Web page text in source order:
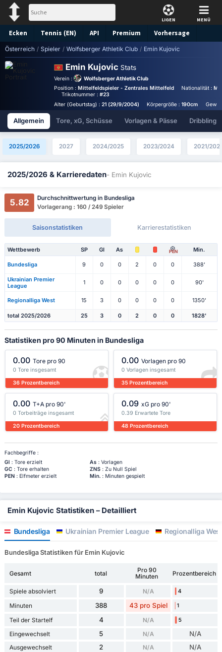
LIGEN MENÜ
Ecken Tennis (EN) API Premium Vorhersage
Österreich / Spieler / Wolfsberger Athletik Club / Emin Kujovic
Emin Kujovic Stats
Verein :
Wolfsberger Athletik Club
Position : Mittelfeldspieler - Zentrales Mittelfeld Nationalität :
Trikotnummer :#23
Alter (Geburtstag) : 21 (29/9/2004) Körpergröße :190cm
Allgemein Tore, xG, Schüsse Vorlagen & Pässe Dribbling
2025/2026 2027 2024/2025 2023/2024 2021/
2025/2026 & Karrieredaten- Emin Kujovic
5.82
Durchschnittwertung in Bundesliga
Vorlagerang : 160 / 249 Spieler
Saisonstatistiken Karrierestatistiken
Wettbewerb SP Gl As PEN Min.
Bundesliga 9 0 0 2 0 0 388'
Ukrainian Premier
League
1 0 0 0 0 0 90'
Regionalliga West 15 3 0 0 0 0 1350'
total 2025/2026 25 3 0 2 0 0 1828'
Statistiken pro 90 Minuten in Bundesliga
0.00 Tore pro 90
0 Tore insgesamt
36 Prozentbereich
0.00 Vorlagen pro 90
0 Vorlagen insgesamt
35 Prozentbereich
0.00 T+A pro 90'
0 Torbeiträge insgesamt
20 Prozentbereich
0.09 xG pro 90'
0.39 Erwartete Tore
48 Prozentbereich
Fachbegriffe :
Gl : Tore erzielt As: Vorlagen
GC : Tore erhalten ZNS: Zu Null Spiel
PEN: Elfmeter erzielt Min.: Minuten gespielt
Emin Kujovic Statistiken – Detailliert
Bundesliga Ukrainian Premier League Regionalliga West
Bundesliga Statistiken für Emin Kujovic
Gesamt total
Pro 90
Minuten
Prozentbereich
Spiele absolviert 9 N/A 4
Minuten 388 43 pro Spiel 1
Teil der Startelf 4 N/A 5
Eingewechselt 5 N/A N/A
Ausgewechselt 2 N/A N/A